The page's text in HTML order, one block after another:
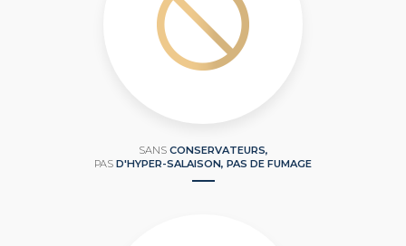
SANS CONSERVATEURS,
PAS D'HYPER-SALAISON, PAS DE FUMAGE